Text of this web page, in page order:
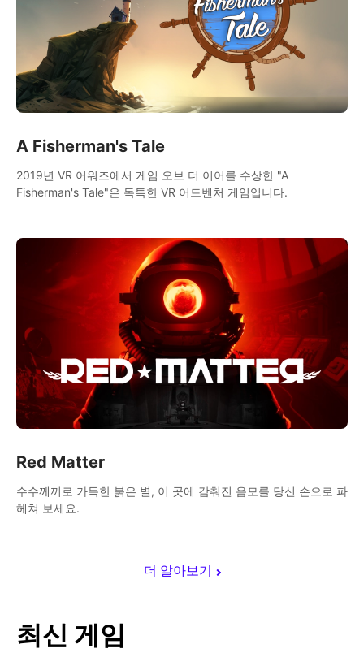
더 알아보기
A Fisherman's Tale
2019년 VR 어워즈에서 게임 오브 더 이어를 수상한 "A
Fisherman's Tale"은 독특한 VR 어드벤처 게임입니다.
Red Matter
수수께끼로 가득한 붉은 별, 이 곳에 감춰진 음모를 당신 손으로 파
헤쳐 보세요.
최신 게임